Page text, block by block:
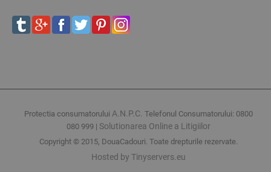
Protectia consumatorului A.N.P.C. Telefonul Consumatorului: 0800
080 999 | Solutionarea Online a Litigiilor
Copyright © 2015, DouaCadouri. Toate drepturile rezervate.
Hosted by Tinyservers.eu